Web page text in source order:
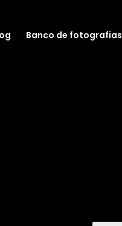
Banco de fotografias